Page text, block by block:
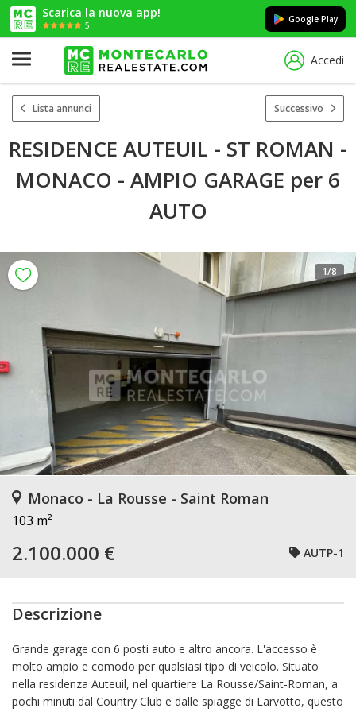
Scarica la nuova app!
5
Google Play
Accedi
Lista annunci Successivo
RESIDENCE AUTEUIL - ST ROMAN -
MONACO - AMPIO GARAGE per 6
AUTO
1/8
Monaco - La Rousse - Saint Roman
103 m²
2.100.000 € AUTP-1
Descrizione
Grande garage con 6 posti auto e altro ancora. L'accesso è
molto ampio e comodo per qualsiasi tipo di veicolo. Situato
nella residenza Auteuil, nel quartiere La Rousse/Saint-Roman, a
pochi minuti dal Country Club e dalle spiagge di Larvotto, questo